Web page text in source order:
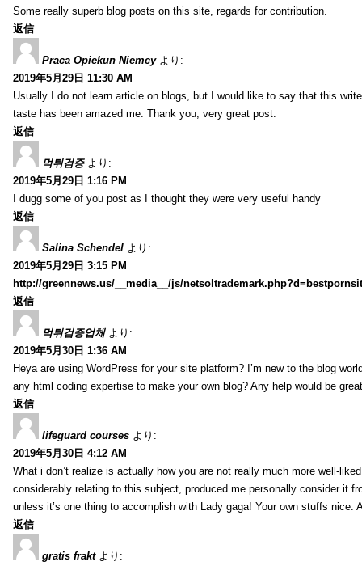
Some really superb blog posts on this site, regards for contribution.
返信
Praca Opiekun Niemcy より:
2019年5月29日 11:30 AM
Usually I do not learn article on blogs, but I would like to say that this
taste has been amazed me. Thank you, very great post.
返信
먹튀검증 より:
2019年5月29日 1:16 PM
I dugg some of you post as I thought they were very useful handy
返信
Salina Schendel より:
2019年5月29日 3:15 PM
http://greennews.us/__media__/js/
返信
먹튀검증업체 より:
2019年5月30日 1:36 AM
Heya are using WordPress for your site platform? I’m new to the blog
any html coding expertise to make your own blog? Any help would be
返信
lifeguard courses より:
2019年5月30日 4:12 AM
What i don’t realize is actually how you are not really much more well-
considerably relating to this subject, produced me personally consider it
unless it’s one thing to accomplish with Lady gaga! Your own stuffs nice.
返信
gratis frakt より: